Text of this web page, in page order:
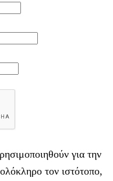
για την
τον ιστότοπο,